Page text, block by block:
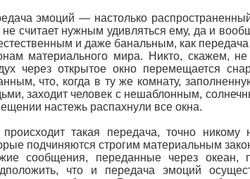
эмоций — настолько
считает нужным удивляться ему, да и
и даже банальным, как
материального мира. Никто, скажем,
через открытое окно перемещается
что, когда в ту же комнату,
заходит человек с нешаблонным,
настежь распахнули все окна.
происходит такая передача, точно
подчиняются строгим материальным
сообщения, переданные через океан,
что и передача эмоций